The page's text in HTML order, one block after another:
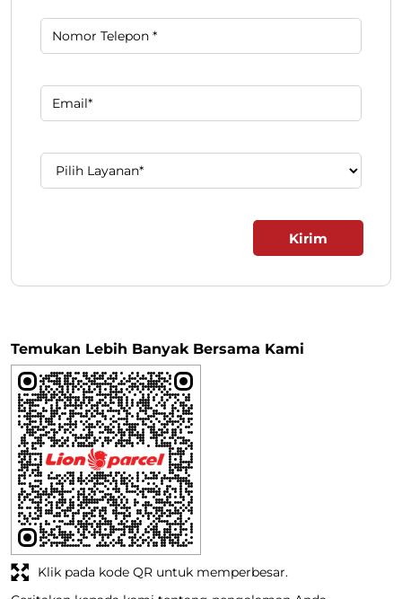
Temukan Lebih Banyak Bersama Kami
Ceritakan kepada kami tentang pengalaman Anda.
Pindai kode QR ini untuk mengetahui lebih lanjut bersama
kami.
Unduh QR
Klik pada kode QR untuk memperbesar.
Jam Kerja
Senin
08:00 AM - 09:00 PM